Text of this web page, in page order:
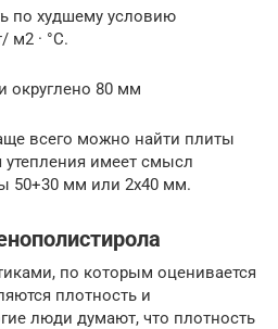
по худшему условию
м2 · °C.
округлено 80 мм
всего можно найти плиты
имеет смысл
50+30 мм или 2х40 мм.
по которым оценивается
плотность и
люди думают, что плотность